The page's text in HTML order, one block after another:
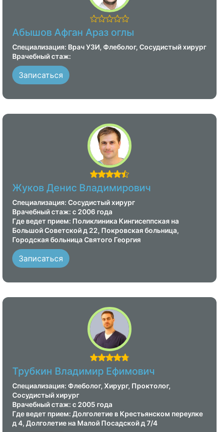
Абышов Афган Араз оглы
Специализация: Врач УЗИ, Флеболог, Сосудистый хирург
Врачебный стаж:
Записаться
Жуков Денис Владимирович
Специализация: Сосудистый хирург
Врачебный стаж: с 2006 года
Где ведет прием: Поликлиника Кингисеппская на
Большой Советской д 22, Покровская больница,
Городская больница Святого Георгия
Записаться
Трубкин Владимир Ефимович
Специализация: Флеболог, Хирург, Проктолог,
Сосудистый хирург
Врачебный стаж: с 2005 года
Где ведет прием: Долголетие в Крестьянском переулке
д 4, Долголетие на Малой Посадской д 7/4